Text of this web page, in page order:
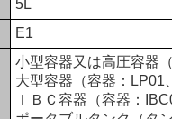
5L
E1
小型容器又は高圧容器
大型容器（容器：LP01
ＩＢＣ容器（容器：